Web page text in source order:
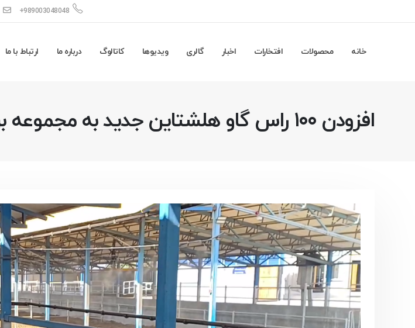
+989003048048
خانه محصولات افتخارات اخبار گالری ویدیوها کاتالوگ درباره ما ارتباط با ما
افزودن ۱۰۰ راس گاو هلشتاین جدید به مجموعه برای افزایش ظرفیت تولید جنین